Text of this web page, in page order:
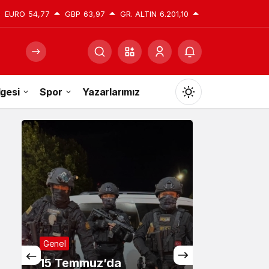
EURO 54,77 GBP 63,97 GR. ALTIN 6.201,10
Spor Yazarlarımız
Mod
değiştir
Gündüz Modu
Gündüz modunu seçin.
Gece Modu
Gece modunu seçin.